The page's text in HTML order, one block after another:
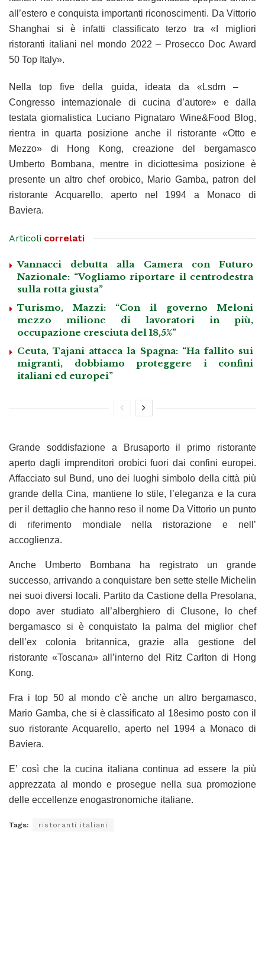
all’estero e conquista importanti riconoscimenti. Da Vittorio
Shanghai si è infatti classificato terzo tra «I migliori
ristoranti italiani nel mondo 2022 – Prosecco Doc Award
50 Top Italy».
Nella top five della guida, ideata da «Lsdm –
Congresso internazionale di cucina d’autore» e dalla
testata giornalistica Luciano Pignataro Wine&Food Blog,
rientra in quarta posizione anche il ristorante «Otto e
Mezzo» di Hong Kong, creazione del bergamasco
Umberto Bombana, mentre in diciottesima posizione è
presente un altro chef orobico, Mario Gamba, patron del
ristorante Acquarello, aperto nel 1994 a Monaco di
Baviera.
Articoli correlati
Vannacci debutta alla Camera con Futuro
Nazionale: “Vogliamo riportare il centrodestra
sulla rotta giusta”
Turismo, Mazzi: “Con il governo Meloni
mezzo milione di lavoratori in più,
occupazione cresciuta del 18,5%”
Ceuta, Tajani attacca la Spagna: “Ha fallito sui
migranti, dobbiamo proteggere i confini
italiani ed europei”
Grande soddisfazione a Brusaporto il primo ristorante
aperto dagli imprenditori orobici fuori dai confini europei.
Affacciato sul Bund, uno dei luoghi simbolo della città più
grande della Cina, mantiene lo stile, l’eleganza e la cura
per il dettaglio che hanno reso il nome Da Vittorio un punto
di riferimento mondiale nella ristorazione e nell’
accoglienza.
Anche Umberto Bombana ha registrato un grande
successo, arrivando a conquistare ben sette stelle Michelin
nei suoi diversi locali. Partito da Castione della Presolana,
dopo aver studiato all’alberghiero di Clusone, lo chef
bergamasco si è conquistato la palma del miglior chef
dell’ex colonia britannica, grazie alla gestione del
ristorante «Toscana» all’interno del Ritz Carlton di Hong
Kong.
Fra i top 50 al mondo c’è anche un altro bergamasco,
Mario Gamba, che si è classificato al 18esimo posto con il
suo ristorante Acquarello, aperto nel 1994 a Monaco di
Baviera.
E’ così che la cucina italiana continua ad essere la più
apprezzata al mondo e prosegue nella sua promozione
delle eccellenze enogastronomiche italiane.
Tags: ristoranti italiani